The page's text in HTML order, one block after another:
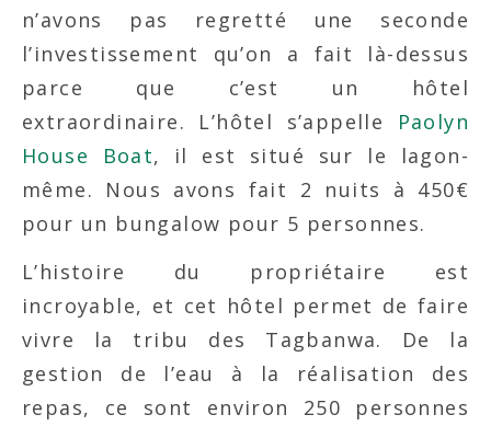
n’avons pas regretté une seconde
l’investissement qu’on a fait là-dessus
parce que c’est un hôtel
extraordinaire. L’hôtel s’appelle
Paolyn
House Boat, il est situé sur le lagon-
même. Nous avons fait 2 nuits à 450€
pour un bungalow pour 5 personnes.
L’histoire du propriétaire est
incroyable, et cet hôtel permet de faire
vivre la tribu des Tagbanwa. De la
gestion de l’eau à la réalisation des
repas, ce sont environ 250 personnes